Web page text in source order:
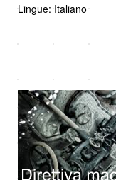
Lingue: Italiano